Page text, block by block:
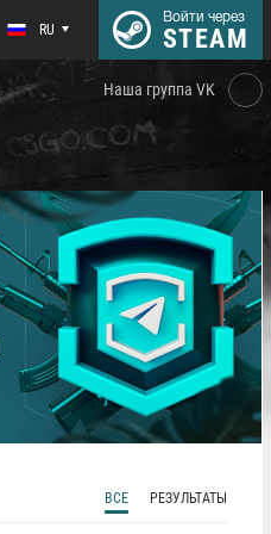
RU
Войти через
STEAM
Наша группа VK
ВСЕ РЕЗУЛЬТАТЫ